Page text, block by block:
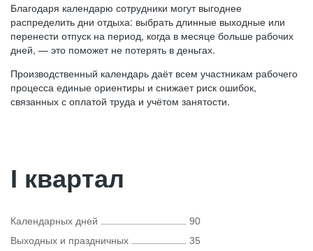
Благодаря календарю сотрудники могут выгоднее
распределить дни отдыха: выбрать длинные выходные или
перенести отпуск на период, когда в месяце больше рабочих
дней, — это поможет не потерять в деньгах.
Производственный календарь даёт всем участникам рабочего
процесса единые ориентиры и снижает риск ошибок,
связанных с оплатой труда и учётом занятости.
I квартал
Календарных дней
90
Выходных и праздничных
35